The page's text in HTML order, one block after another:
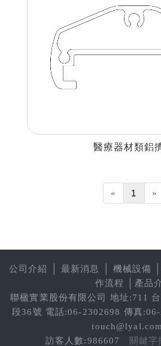
醫療器材類鋁
« 1 »
公司介紹 最新消息 機械設備
作流程
產品
聯楹實業股份有限公司 地址:711
段36號 電話:06-2302698 傳真
訪客人數:986607
關鍵字